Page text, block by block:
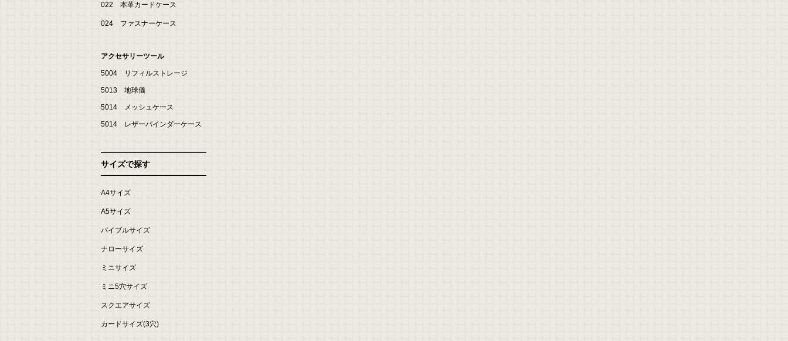
022 本革カードケース
024 ファスナーケース
アクセサリーツール
5004 リフィルストレージ
5013 地球儀
5014 メッシュケース
5014 レザーバインダーケース
サイズで探す
A4サイズ
A5サイズ
バイブルサイズ
ナローサイズ
ミニサイズ
ミニ5穴サイズ
スクエアサイズ
カードサイズ(3穴)